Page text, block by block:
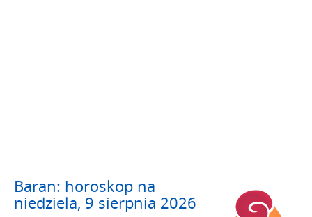
Baran: horoskop na
niedziela, 9 sierpnia 2026